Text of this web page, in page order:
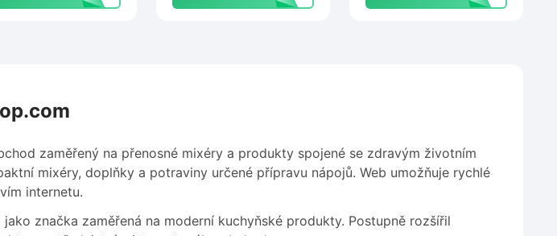
zaměřený na přenosné mixéry a produkty spojené se zdravým životním
mixéry, doplňky a potraviny určené přípravu nápojů. Web umožňuje rychlé
internetu.
značka zaměřená na moderní kuchyňské produkty. Postupně rozšířil